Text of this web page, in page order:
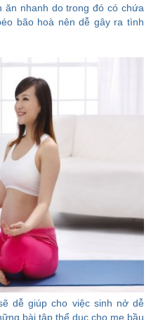
ăn nhanh do trong đó có chứa
bão hoà nên dễ gây ra tình
dễ giúp cho việc sinh nở dễ
bài tập thể dục cho mẹ bầu